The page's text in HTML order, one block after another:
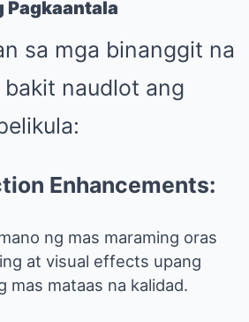
Pagkaantala
sa mga binanggit na
naudlot ang
Enhancements:
ng mas maraming oras
at visual effects upang
mas mataas na kalidad.